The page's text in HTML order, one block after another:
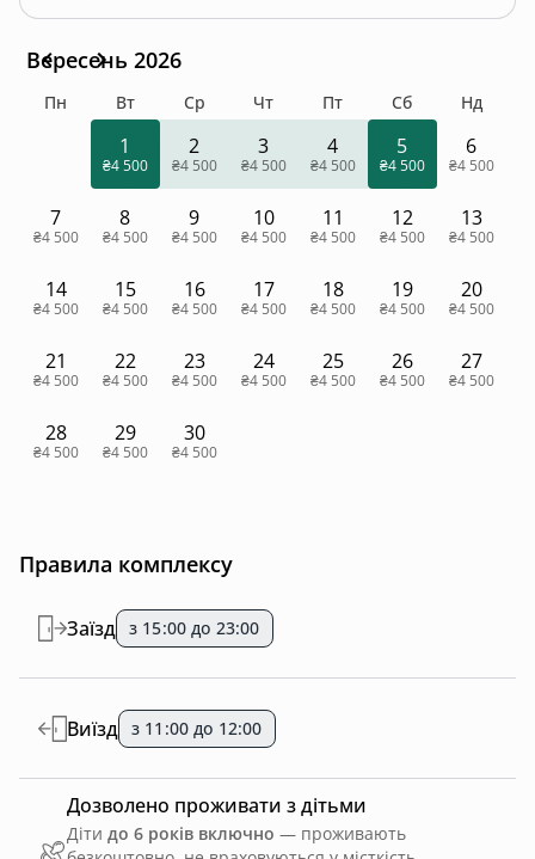
Вересень 2026
Пн Вт Ср Чт Пт Сб Нд
1
₴4 500
2
₴4 500
3
₴4 500
4
₴4 500
5
₴4 500
6
₴4 500
7
₴4 500
8
₴4 500
9
₴4 500
10
₴4 500
11
₴4 500
12
₴4 500
13
₴4 500
14
₴4 500
15
₴4 500
16
₴4 500
17
₴4 500
18
₴4 500
19
₴4 500
20
₴4 500
21
₴4 500
22
₴4 500
23
₴4 500
24
₴4 500
25
₴4 500
26
₴4 500
27
₴4 500
28
₴4 500
29
₴4 500
30
₴4 500
Правила комплексу
Заїзд з 15:00 до 23:00
Виїзд з 11:00 до 12:00
Дозволено проживати з дітьми
Діти до 6 років включно — проживають